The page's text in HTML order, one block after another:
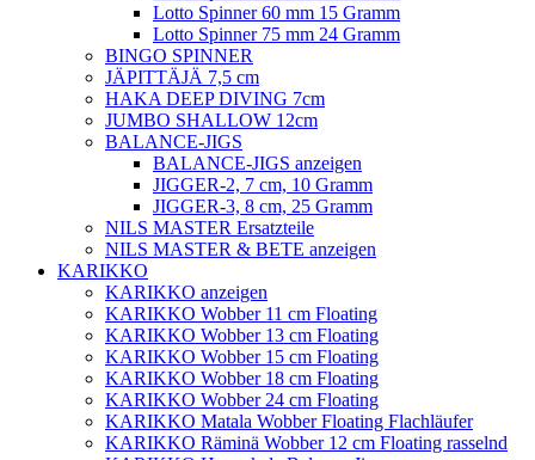
Lotto Spinner 60 mm 15 Gramm
Lotto Spinner 75 mm 24 Gramm
BINGO SPINNER
JÄPITTÄJÄ 7,5 cm
HAKA DEEP DIVING 7cm
JUMBO SHALLOW 12cm
BALANCE-JIGS
BALANCE-JIGS anzeigen
JIGGER-2, 7 cm, 10 Gramm
JIGGER-3, 8 cm, 25 Gramm
NILS MASTER Ersatzteile
NILS MASTER & BETE anzeigen
KARIKKO
KARIKKO anzeigen
KARIKKO Wobber 11 cm Floating
KARIKKO Wobber 13 cm Floating
KARIKKO Wobber 15 cm Floating
KARIKKO Wobber 18 cm Floating
KARIKKO Wobber 24 cm Floating
KARIKKO Matala Wobber Floating Flachläufer
KARIKKO Räminä Wobber 12 cm Floating rasselnd